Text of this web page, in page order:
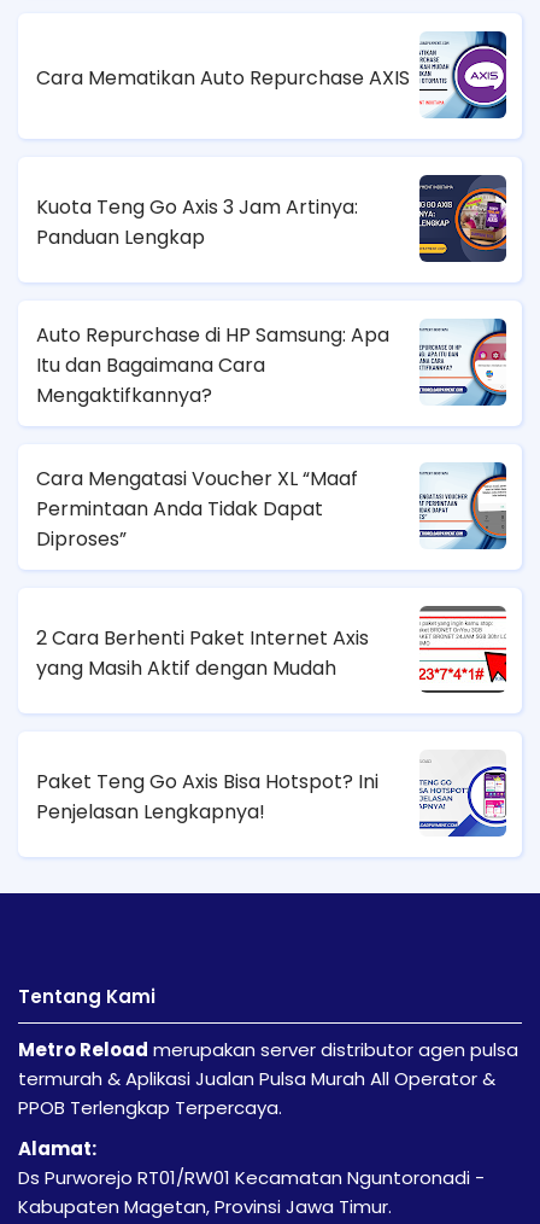
Cara Mematikan Auto Repurchase AXIS
Kuota Teng Go Axis 3 Jam Artinya:
Panduan Lengkap
Auto Repurchase di HP Samsung: Apa
Itu dan Bagaimana Cara
Mengaktifkannya?
Cara Mengatasi Voucher XL “Maaf
Permintaan Anda Tidak Dapat
Diproses”
2 Cara Berhenti Paket Internet Axis
yang Masih Aktif dengan Mudah
Paket Teng Go Axis Bisa Hotspot? Ini
Penjelasan Lengkapnya!
Tentang Kami
Metro Reload merupakan server distributor agen pulsa
termurah & Aplikasi Jualan Pulsa Murah All Operator &
PPOB Terlengkap Terpercaya.
Alamat:
Ds Purworejo RT01/RW01 Kecamatan Nguntoronadi -
Kabupaten Magetan, Provinsi Jawa Timur.